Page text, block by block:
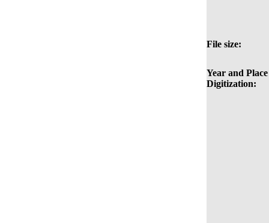
File size:
Year and
Digitization: